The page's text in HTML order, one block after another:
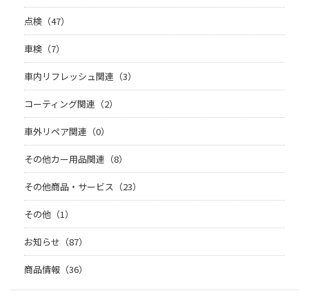
点検（47）
車検（7）
車内リフレッシュ関連（3）
コーティング関連（2）
車外リペア関連（0）
その他カー用品関連（8）
その他商品・サービス（23）
その他（1）
お知らせ（87）
商品情報（36）